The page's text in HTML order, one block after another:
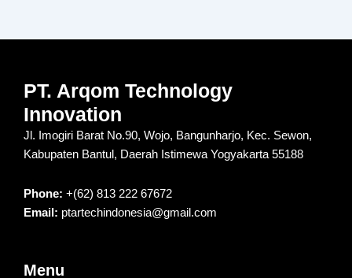
PT. Arqom Technology
Innovation
Jl. Imogiri Barat No.90, Wojo, Bangunharjo, Kec. Sewon,
Kabupaten Bantul, Daerah Istimewa Yogyakarta 55188
Phone: +(62) 813 222 67672
Email: ptartechindonesia@gmail.com
Menu